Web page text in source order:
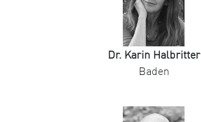
Dr. Karin Halbritter
Baden